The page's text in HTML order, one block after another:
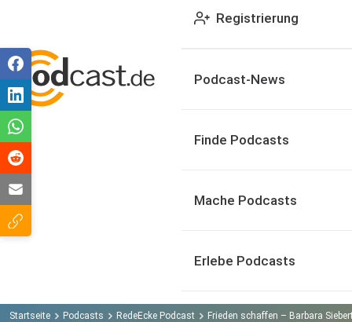
Registrierung
Podcast-News
Finde Podcasts
Mache Podcasts
Erlebe Podcasts
Startseite Podcasts RedeEcke Podcast Frieden schaffen – Barbara